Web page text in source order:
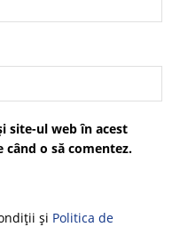
site-ul web în acest
o să comentez.
și Politica de